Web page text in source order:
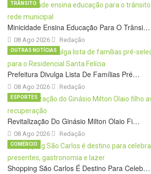
Minicidade Ensina Educação Para O Trânsi…
08 Ago 2026
TRÂNSITO
Redação
Prefeitura Divulga Lista De Famílias Pré…
08 Ago 2026
OUTRAS NOTÍCIAS
Redação
Revitalização Do Ginásio Milton Olaio Fi…
08 Ago 2026
ESPORTES
Redação
Shopping São Carlos É Destino Para Celeb…
COMÉRCIO